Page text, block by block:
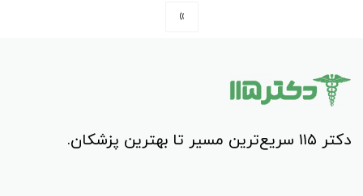
»
دکتر ۱۱۵ سریع‌ترین مسیر تا بهترین پزشکان.